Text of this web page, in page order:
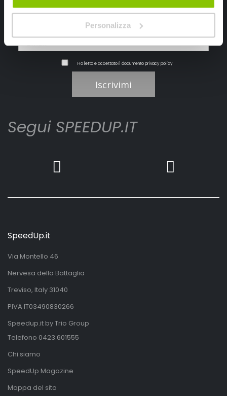
Personalizza
Ho letto e accettato il documentoprivacy policy
Iscrivimi
Segui SPEEDUP.IT
SpeedUp.it
Via Montello 46
Nervesa della Battaglia
Treviso, Italy 31040
PIVA IT03490830266
Speedup.it by Trio Group
Telefono 0423.601555
Chi siamo
SpeedUp Magazine
Mappa del sito